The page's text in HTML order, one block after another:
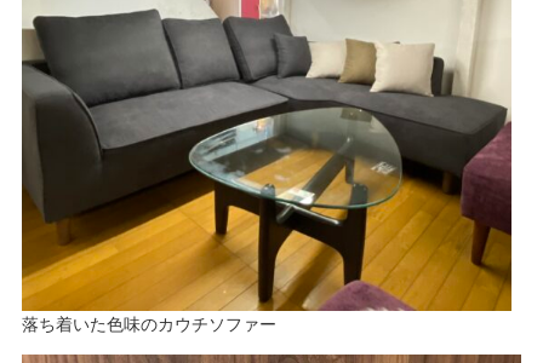
落ち着いた色味のカウチソファー